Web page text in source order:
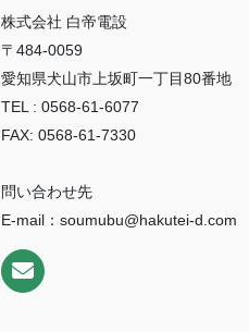
株式会社 白帝電設
〒484-0059
愛知県犬山市上坂町一丁目80番地
TEL : 0568-61-6077
FAX: 0568-61-7330
問い合わせ先
E-mail：soumubu@hakutei-d.com